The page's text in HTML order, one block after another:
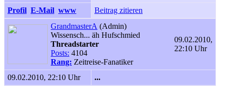
Profil E-Mail www
Beitrag zitieren
GrandmasterA (Admin)
Wissensch... äh Hufschmied
Threadstarter
Posts: 4104
Rang: Zeitreise-Fanatiker
09.02.2010,
22:10 Uhr
09.02.2010, 22:10 Uhr
...